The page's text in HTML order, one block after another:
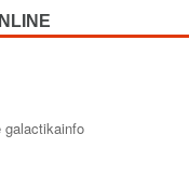
galactikainfo